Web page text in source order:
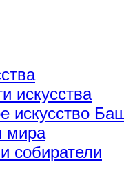
искусства
искусство
мира
собиратели